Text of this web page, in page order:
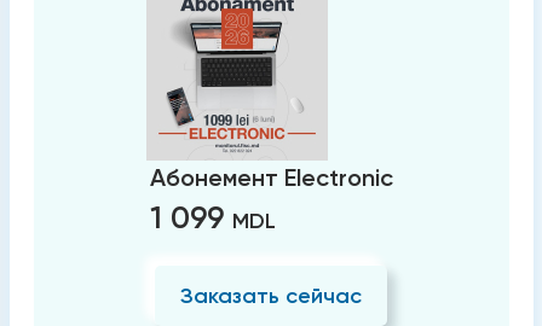
Абонемент Electronic
1 099 MDL
Заказать сейчас